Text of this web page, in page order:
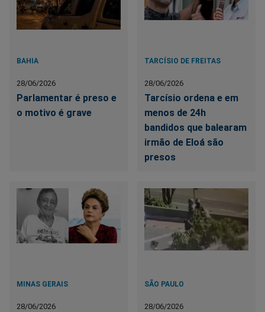
BAHIA
28/06/2026
Parlamentar é preso e
o motivo é grave
TARCÍSIO DE FREITAS
28/06/2026
Tarcísio ordena e em
menos de 24h
bandidos que balearam
irmão de Eloá são
presos
MINAS GERAIS
28/06/2026
SÃO PAULO
28/06/2026